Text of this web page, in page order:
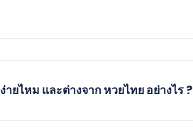
ยไหม และต่างจาก หวยไทย อย่างไร ?